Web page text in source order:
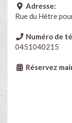
Adresse:
Rue du Hêtre
Numéro de
0451040215
Réservez